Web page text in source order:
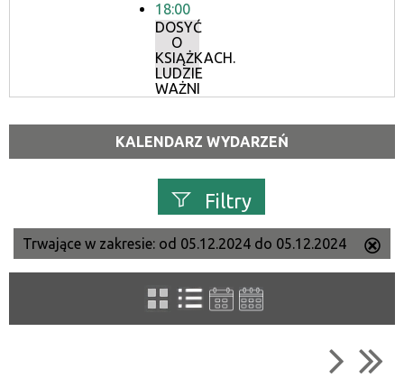
18:00
DOSYĆ
O
KSIĄŻKACH.
LUDZIE
WAŻNI
KALENDARZ WYDARZEŃ
Filtry
Szukana fraza
Kategoria
Trwające w zakresie: od 05.12.2024 do 05.12.2024
ten